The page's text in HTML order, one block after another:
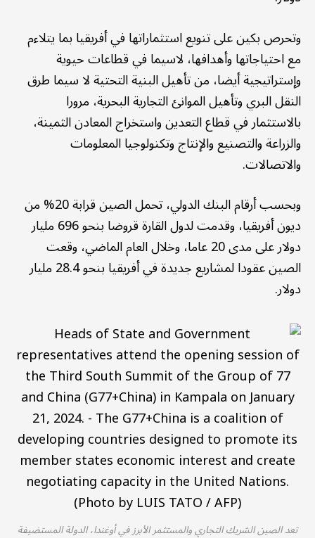
وتحرص بكين على تنويع استثماراتها في أفريقيا بما يتلاءم
مع احتياجاتها وأهدافها، لاسيما في قطاعات حيوية
وإستراتيجية أيضا، من تأهيل البنية التحتية لا سيما طرق
النقل البري وتأهيل الموانئ التجارية البحرية، مرورا
بالاستثمار في قطاع التعدين واستخراج المعادن الثمينة،
والزراعة والتصنيع والإنتاج وتكنولوجيا المعلومات
والاتصالات.
وبحسب أرقام البنك الدولي، تحمل الصين قرابة 20% من
ديون أفريقيا، وقدمت لدول القارة قروضا بنحو 696 مليار
دولار على مدى 20 عاما، وخلال العام الماضي، وقعت
الصين عقودا لمشاريع جديدة في أفريقيا بنحو 28.4 مليار
دولار.
تعد الصين الشريك التجاري والمستثمر الأبرز في أوغندا، الدولة المستضيفة